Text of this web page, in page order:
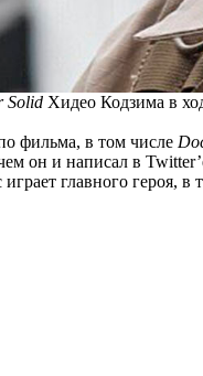
Solid Хидео Кодзима в
фильма, в том числе
он и написал в
главного героя,